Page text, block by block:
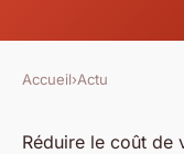
Accueil›Actu
Réduire le coût de